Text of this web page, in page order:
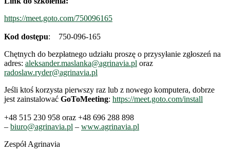
https://meet.goto.com/750096165
Kod dostępu: 750-096-165
Chętnych do bezpłatnego udziału proszę o przysyłanie zgłoszeń na
adres: aleksander.maslanka@agrinavia.pl oraz
radoslaw.ryder@agrinavia.pl
Jeśli ktoś korzysta pierwszy raz lub z nowego komputera, dobrze
jest zainstalować GoToMeeting: https://meet.goto.com/install
+48 515 230 958 oraz +48 696 288 898
– biuro@agrinavia.pl – www.agrinavia.pl
Zespół Agrinavia